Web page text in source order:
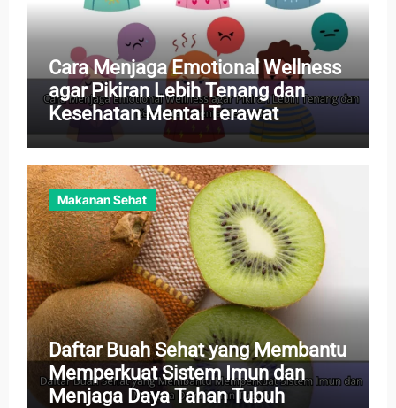
Cara Menjaga Emotional Wellness
agar Pikiran Lebih Tenang dan
Kesehatan Mental Terawat
Makanan Sehat
Daftar Buah Sehat yang Membantu
Memperkuat Sistem Imun dan
Menjaga Daya Tahan Tubuh